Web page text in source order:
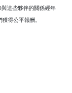
這些夥伴的關係經年
得公平報酬。